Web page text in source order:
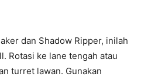
dan Shadow Ripper, inilah
Rotasi ke lane tengah atau
turret lawan. Gunakan